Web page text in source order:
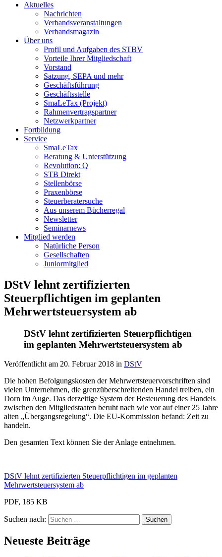
Aktuelles
Nachrichten
Verbandsveranstaltungen
Verbandsmagazin
Über uns
Profil und Aufgaben des STBV
Vorteile Ihrer Mitgliedschaft
Vorstand
Satzung, SEPA und mehr
Geschäftsführung
Geschäftsstelle
SmaLeTax (Projekt)
Rahmenvertragspartner
Netzwerkpartner
Fortbildung
Service
SmaLeTax
Beratung & Unterstützung
Revolution: Q
STB Direkt
Stellenbörse
Praxenbörse
Steuerberatersuche
Aus unserem Bücherregal
Newsletter
Seminarnews
Mitglied werden
Natürliche Person
Gesellschaften
Juniormitglied
DStV lehnt zertifizierten
Steuerpflichtigen im geplanten
Mehrwertsteuersystem ab
DStV lehnt zertifizierten Steuerpflichtigen
im geplanten Mehrwertsteuersystem ab
Veröffentlicht am 20. Februar 2018 in DStV
Die hohen Befolgungskosten der Mehrwertsteuervorschriften sind
vielen Unternehmen, die grenzüberschreitenden Handel treiben, ein
Dorn im Auge. Das derzeitige System der Besteuerung des Handels
zwischen den Mitgliedstaaten beruht nach wie vor auf einer 25 Jahre
alten „Übergangsregelung“. Die EU-Kommission befand: Zeit zu
handeln.
Den gesamten Text können Sie der Anlage entnehmen.
DStV lehnt zertifizierten Steuerpflichtigen im geplanten
Mehrwertsteuersystem ab
PDF, 185 KB
Suchen nach:
Neueste Beiträge